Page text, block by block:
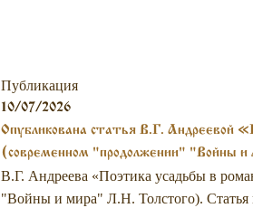
Публикация
10/07/2026
Опубликована статья В.Г. Андреевой
(современном "продолжении" "Войны
В.Г. Андреева «Поэтика усадьбы в
"Войны и мира" Л.Н. Толстого).